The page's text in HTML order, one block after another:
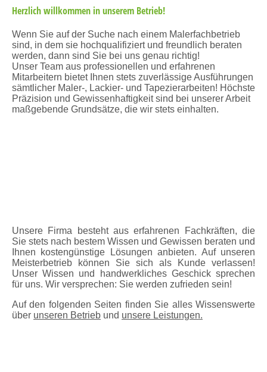
Herzlich willkommen in unserem Betrieb!
Wenn Sie auf der Suche nach einem Malerfachbetrieb
sind, in dem sie hochqualifiziert und freundlich beraten
werden, dann sind Sie bei uns genau richtig!
Unser Team aus professionellen und erfahrenen
Mitarbeitern bietet Ihnen stets zuverlässige Ausführungen
sämtlicher Maler-, Lackier- und Tapezierarbeiten! Höchste
Präzision und Gewissenhaftigkeit sind bei unserer Arbeit
maßgebende Grundsätze, die wir stets einhalten.
Unsere Firma besteht aus erfahrenen Fachkräften, die
Sie stets nach bestem Wissen und Gewissen beraten und
Ihnen kostengünstige Lösungen anbieten. Auf unseren
Meisterbetrieb können Sie sich als Kunde verlassen!
Unser Wissen und handwerkliches Geschick sprechen
für uns. Wir versprechen: Sie werden zufrieden sein!
Auf den folgenden Seiten finden Sie alles Wissenswerte
über unseren Betrieb und unsere Leistungen.